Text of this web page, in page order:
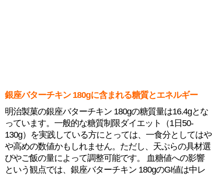
銀座バターチキン 180gに含まれる糖質とエネルギー
明治製菓の銀座バターチキン 180gの糖質量は16.4gとな
っています。一般的な糖質制限ダイエット（1日50-
130g）を実践している方にとっては、一食分としてはや
や高めの数値かもしれません。ただし、天ぷらの具材選
びやご飯の量によって調整可能です。 血糖値への影響
という観点では、銀座バターチキン 180gのGI値は中レ